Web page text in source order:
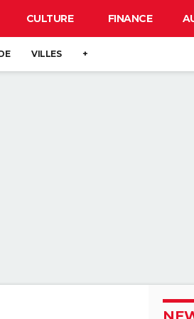
CULTURE FINANCE
VILLES +